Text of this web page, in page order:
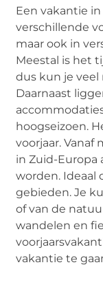
Een vakantie
verschillende
maar ook in
Meestal is het
dus kun je
Daarnaast
hoogseizoen.
voorjaar.
in Zuid-Europa
worden. Ideaal
gebieden. Je
of van de
wandelen en
vakantie te